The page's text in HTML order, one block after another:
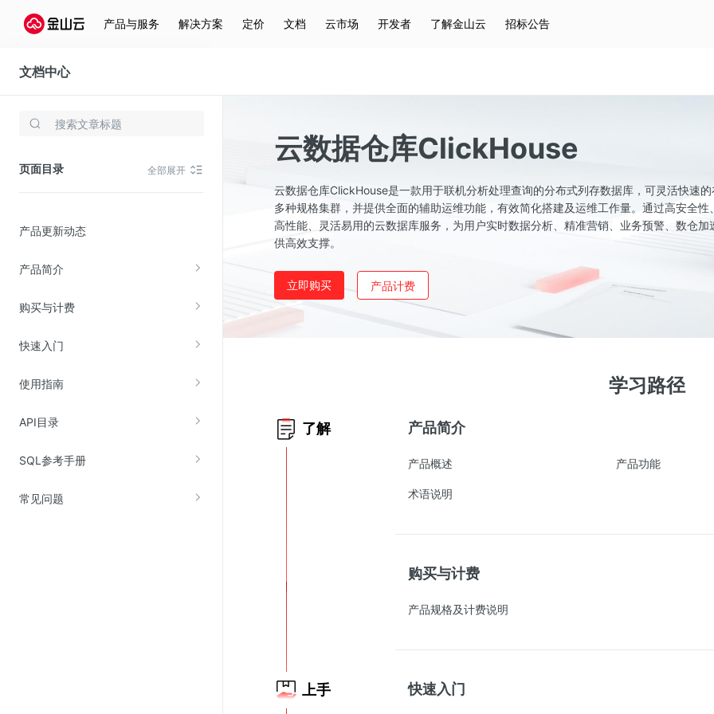
产品与服务 解决方案 定价 文档 云市场 开发者 了解金山云 招标公告
云服务器 弹性IP 对象存储 IAM
文档中心
云数据仓库ClickHouse
页面目录 全部展开
产品更新动态
产品简介
购买与计费
快速入门
使用指南
API目录
SQL参考手册
常见问题
存储与云分发
云硬盘(EBS)
在线迁移服务
视频云服务
云直播(KLS)
边缘节点计算
云安全
金山云云防火墙
云数据仓库ClickHouse
云数据仓库ClickHouse是一款用于联机分析处理查询的分布式列存数据库，可灵活快速
多种规格集群，并提供全面的辅助运维功能，有效简化搭建及运维工作量。通过高安全性
高性能、灵活易用的云数据库服务，为用户实时数据分析、精准营销、业务预警、数仓加
供高效支撑。
立即购买 产品计费
学习路径
了解 产品简介
产品概述 产品功能
术语说明
购买与计费
产品规格及计费说明
上手 快速入门